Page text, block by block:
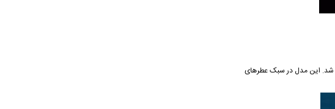
که در سال 2005 توسط شرکت بولگاری به بازار عرضه شد. این مدل در سبک عطرهای